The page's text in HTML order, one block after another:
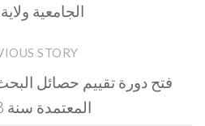
الجامعية
STORY
فتح دورة تقييم حصائل البحث
المعتمدة سنة 2018